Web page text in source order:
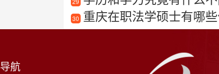
30 重庆在职法学硕士有哪
导航